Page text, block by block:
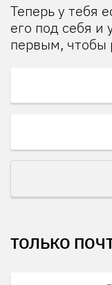
Теперь у тебя
его под себя и
первым, чтобы
ТОЛЬКО